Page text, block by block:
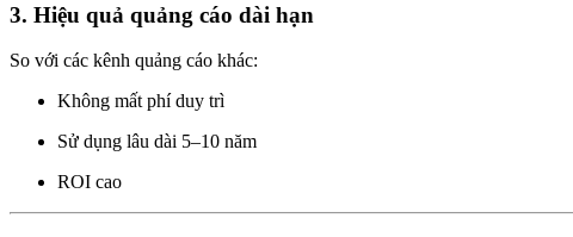
3. Hiệu quả quảng cáo dài hạn
So với các kênh quảng cáo khác:
Không mất phí duy trì
Sử dụng lâu dài 5–10 năm
ROI cao